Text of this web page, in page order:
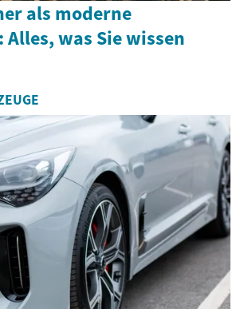
als moderne
was Sie wissen